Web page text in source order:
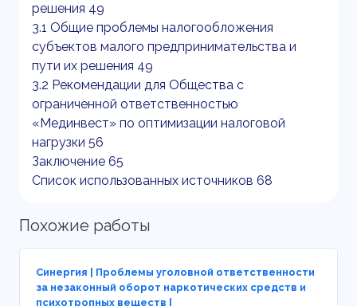
решения 49
3.1 Общие проблемы налогообложения
субъектов малого предпринимательства и
пути их решения 49
3.2 Рекомендации для Общества с
ограниченной ответственностью
«Мединвест» по оптимизации налоговой
нагрузки 56
Заключение 65
Список использованных источников 68
Похожие работы
Синергия | Проблемы уголовной ответственности
за незаконный оборот наркотических средств и
психотропных веществ |